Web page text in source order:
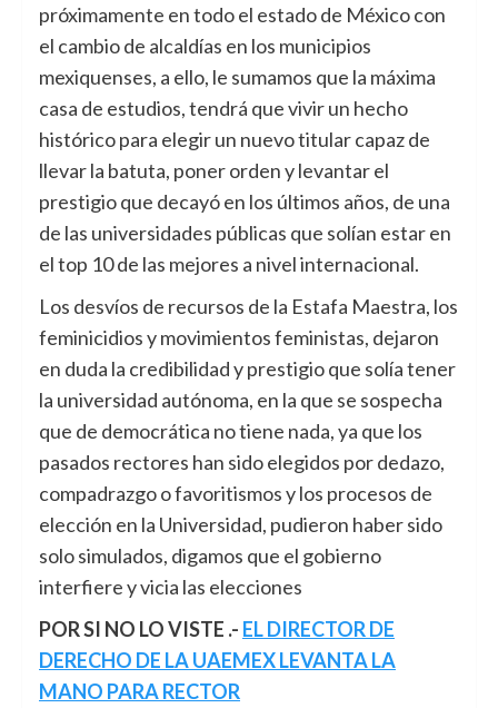
próximamente en todo el estado de México con
el cambio de alcaldías en los municipios
mexiquenses, a ello, le sumamos que la máxima
casa de estudios, tendrá que vivir un hecho
histórico para elegir un nuevo titular capaz de
llevar la batuta, poner orden y levantar el
prestigio que decayó en los últimos años, de una
de las universidades públicas que solían estar en
el top 10 de las mejores a nivel internacional.
Los desvíos de recursos de la Estafa Maestra, los
feminicidios y movimientos feministas, dejaron
en duda la credibilidad y prestigio que solía tener
la universidad autónoma, en la que se sospecha
que de democrática no tiene nada, ya que los
pasados rectores han sido elegidos por dedazo,
compadrazgo o favoritismos y los procesos de
elección en la Universidad, pudieron haber sido
solo simulados, digamos que el gobierno
interfiere y vicia las elecciones
POR SI NO LO VISTE .- EL DIRECTOR DE
DERECHO DE LA UAEMEX LEVANTA LA
MANO PARA RECTOR